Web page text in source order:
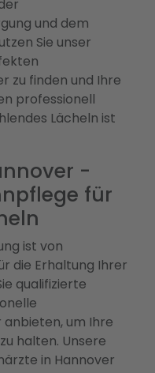
und dem
Sie unser
zu finden und Ihre
professionell
Lächeln ist
-
für
ist von
die Erhaltung Ihrer
qualifizierte
anbieten, um Ihre
halten. Unsere
in Hannover